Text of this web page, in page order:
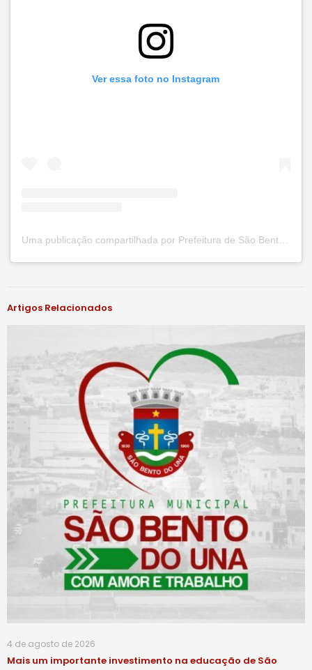
Ver essa foto no Instagram
#notíciassbu
Artigos Relacionados
4 de agosto de 2026
Mais um importante investimento na educação de São